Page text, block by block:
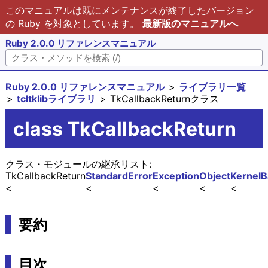
このマニュアルは既にメンテナンスが終了したバージョン
の Ruby を対象としています。 最新版のマニュアルへ
Ruby 2.0.0 リファレンスマニュアル
Ruby 2.0.0 リファレンスマニュアル
ライブラリ一覧
tcltklibライブラリ
TkCallbackReturnクラス
class TkCallbackReturn
クラス・モジュールの継承リスト:
Kernel
Object
Exception
StandardError
TkCallbackReturn
要約